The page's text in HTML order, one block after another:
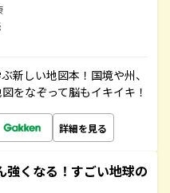
新しい地図本！国境や州、
をなぞって脳もイキイキ！
詳細を見る
強くなる！すごい地球の